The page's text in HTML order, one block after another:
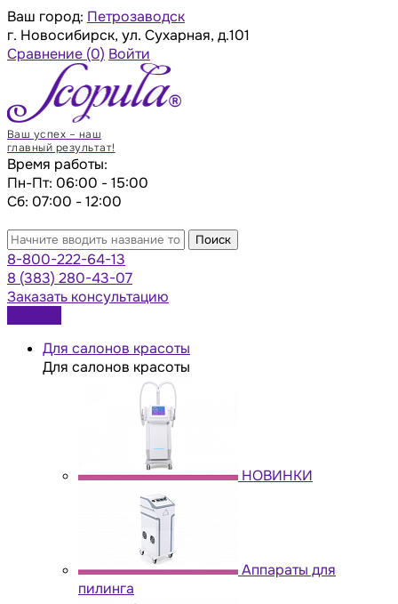
Ваш город: Петрозаводск
г. Новосибирск, ул. Сухарная, д.101
Сравнение (0) Войти
Ваш успех – наш
главный результат!
Время работы:
Пн-Пт: 06:00 - 15:00
Сб: 07:00 - 12:00
Поиск
8-800-222-64-13
8 (383) 280-43-07
Заказать консультацию
Для салонов красоты
Для салонов красоты
НОВИНКИ
Аппараты для
пилинга